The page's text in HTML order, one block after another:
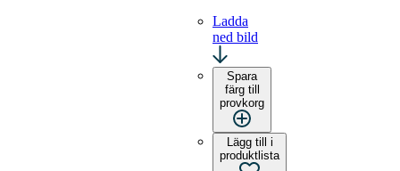
Ladda
ned bild
Spara
färg till
provkorg
Lägg till i
produktlista